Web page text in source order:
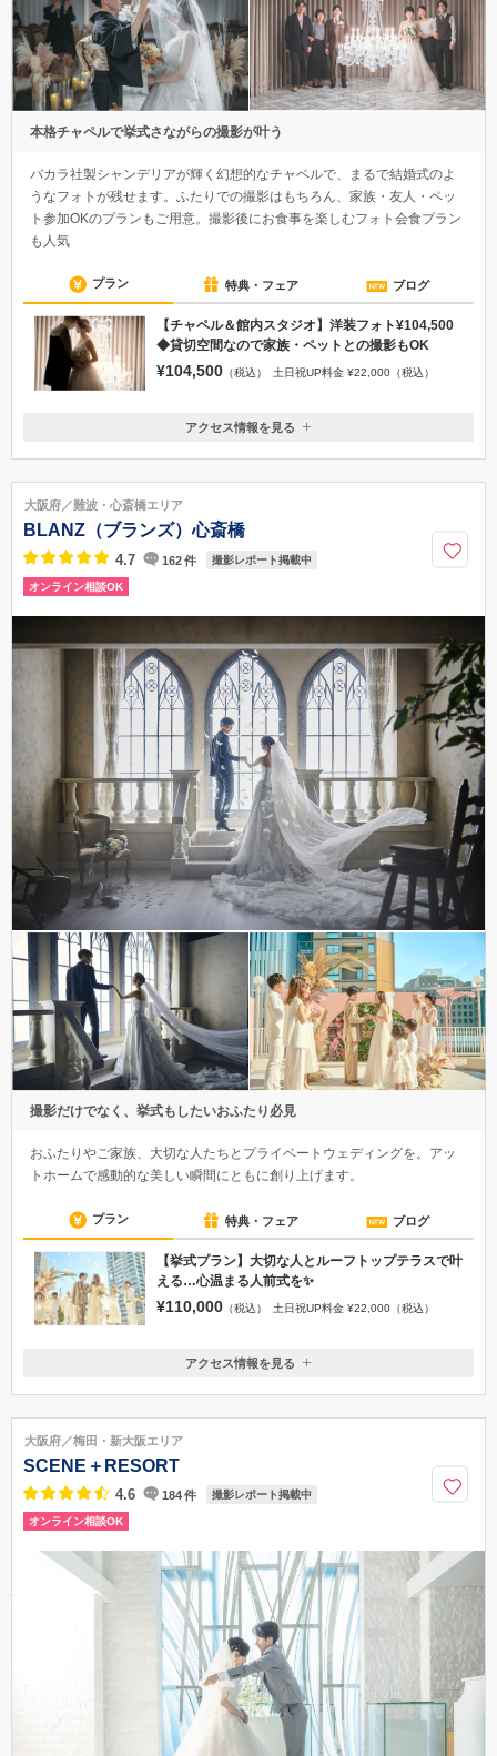
本格チャペルで挙式さながらの撮影が叶う
バカラ社製シャンデリアが輝く幻想的なチャペルで、まるで結婚式のよ
うなフォトが残せます。ふたりでの撮影はもちろん、家族・友人・ペッ
ト参加OKのプランもご用意。撮影後にお食事を楽しむフォト会食プラン
も人気
プラン 特典・フェア ブログ
【チャペル＆館内スタジオ】洋装フォト¥104,500
◆貸切空間なので家族・ペットとの撮影もOK
¥104,500 （税込） 土日祝UP料金 ¥22,000（税込）
大阪府大阪市北区梅田1-8-16 ヒルトンプラザイースト6F
駅」北改札口より徒歩1分 ■JR：「大阪駅」桜橋出口より徒歩2分 ■JR東西
線：「北新地駅」西改札口より徒歩2分
06-7688-5688
アクセス情報を見る
大阪府／難波・心斎橋エリア
BLANZ（ブランズ）心斎橋
4.7 162件 撮影レポート掲載中
オンライン相談OK
撮影だけでなく、挙式もしたいおふたり必見
おふたりやご家族、大切な人たちとプライベートウェディングを。アッ
トホームで感動的な美しい瞬間にともに創り上げます。
プラン 特典・フェア ブログ
【挙式プラン】大切な人とルーフトップテラスで叶
える…心温まる人前式を✨
¥110,000 （税込） 土日祝UP料金 ¥22,000（税込）
大阪府大阪市西区南堀江1-9-1 現代オレンジビル3F
06-6616-9932
アクセス情報を見る
大阪府／梅田・新大阪エリア
SCENE＋RESORT
4.6 184件 撮影レポート掲載中
オンライン相談OK